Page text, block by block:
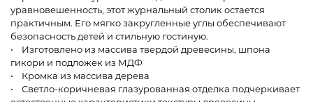
уравновешенность, этот журнальный столик остается
практичным. Его мягко закругленные углы обеспечивают
безопасность детей и стильную гостиную.
• Изготовлено из массива твердой древесины, шпона
гикори и подложек из МДФ
• Кромка из массива дерева
• Светло-коричневая глазурованная отделка подчеркивает